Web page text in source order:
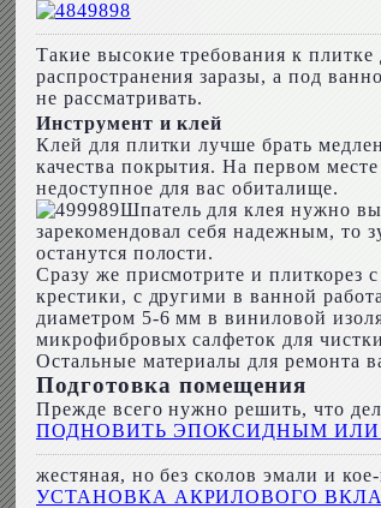
Такие высокие требования к плитке
распространения заразы, а под
не рассматривать.
Инструмент и клей
Клей для плитки лучше брать
качества покрытия. На первом
недоступное для вас обиталище.
Шпатель для клея нужно
зарекомендовал себя надежным, то
останутся полости.
Сразу же присмотрите и плиткорез
крестики, с другими в ванной
диаметром 5-6 мм в виниловой
микрофибровых салфеток для
Остальные материалы для ремонта
Подготовка помещения
Прежде всего нужно решить, что
ПОДНОВИТЬ ЭПОКСИДНЫМ
жестяная, но без сколов эмали и
УСТАНОВКА АКРИЛОВОГО